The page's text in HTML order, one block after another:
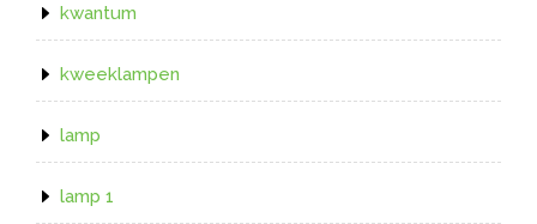
kwantum
kweeklampen
lamp
lamp 1